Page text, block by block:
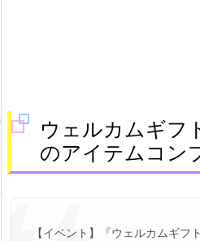
ウェルカムギフ
のアイテムコン
【イベント】『ウェルカムギフ